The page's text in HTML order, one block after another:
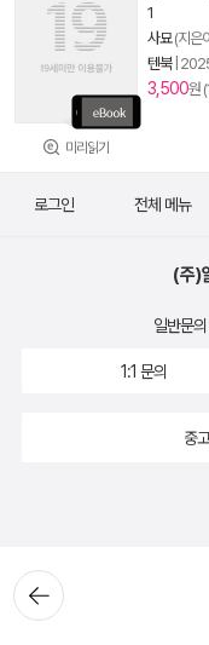
미리읽기
1
사묘(지은
텐북|
3,500원
뒤로가
기
로그인 전체 메뉴
(주)
일반문
1:1 문의
중